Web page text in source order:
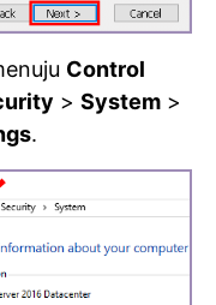
Control
> System >
.